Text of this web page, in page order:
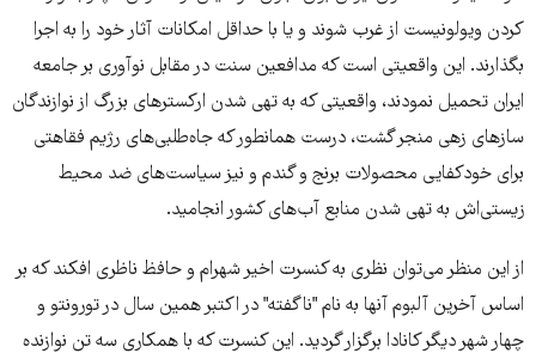
کردن ویولونیست از غرب شوند و یا با حداقل امکانات آثار خود را به اجرا
بگذارند. این واقعیتی است که مدافعین سنت در مقابل نوآوری بر جامعه
ایران تحمیل نمودند، واقعیتی که به تهی شدن ارکستر‌های بزرگ از نوازندگان
سازهای زهی منجر گشت، درست همانطور که جاه‌طلبی‌های رژیم فقاهتی
برای خودکفایی محصولات برنج و گندم و نیز سیاست‌های ضد محیط
زیستی‌اش به تهی شدن منابع آب‌های کشور انجامید.
از این منظر می‌توان نظری به کنسرت اخیر شهرام و حافظ ناظری افکند که بر
اساس آخرین آلبوم آنها به نام "ناگفته" در اکتبر همین سال در تورونتو و
چهار شهر دیگر کانادا برگزار گردید. این کنسرت که با همکاری سه تن نوازنده